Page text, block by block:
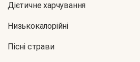
Дієтичне харчування
Низькокалорійні
Пісні страви